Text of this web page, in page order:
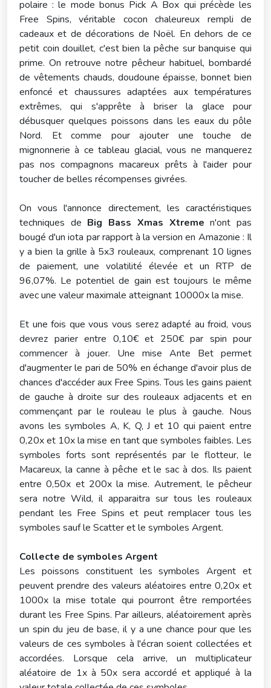
polaire : le mode bonus Pick A Box qui précède les
Free Spins, véritable cocon chaleureux rempli de
cadeaux et de décorations de Noël. En dehors de ce
petit coin douillet, c'est bien la pêche sur banquise qui
prime. On retrouve notre pêcheur habituel, bombardé
de vêtements chauds, doudoune épaisse, bonnet bien
enfoncé et chaussures adaptées aux températures
extrêmes, qui s'apprête à briser la glace pour
débusquer quelques poissons dans les eaux du pôle
Nord. Et comme pour ajouter une touche de
mignonnerie à ce tableau glacial, vous ne manquerez
pas nos compagnons macareux prêts à l'aider pour
toucher de belles récompenses givrées.
On vous l'annonce directement, les caractéristiques
techniques de Big Bass Xmas Xtreme n'ont pas
bougé d'un iota par rapport à la version en Amazonie : Il
y a bien la grille à 5x3 rouleaux, comprenant 10 lignes
de paiement, une volatilité élevée et un RTP de
96,07%. Le potentiel de gain est toujours le même
avec une valeur maximale atteignant 10000x la mise.
Et une fois que vous vous serez adapté au froid, vous
devrez parier entre 0,10€ et 250€ par spin pour
commencer à jouer. Une mise Ante Bet permet
d'augmenter le pari de 50% en échange d'avoir plus de
chances d'accéder aux Free Spins. Tous les gains paient
de gauche à droite sur des rouleaux adjacents et en
commençant par le rouleau le plus à gauche. Nous
avons les symboles A, K, Q, J et 10 qui paient entre
0,20x et 10x la mise en tant que symboles faibles. Les
symboles forts sont représentés par le flotteur, le
Macareux, la canne à pêche et le sac à dos. Ils paient
entre 0,50x et 200x la mise. Autrement, le pêcheur
sera notre Wild, il apparaitra sur tous les rouleaux
pendant les Free Spins et peut remplacer tous les
symboles sauf le Scatter et le symboles Argent.
Collecte de symboles Argent
Les poissons constituent les symboles Argent et
peuvent prendre des valeurs aléatoires entre 0,20x et
1000x la mise totale qui pourront être remportées
durant les Free Spins. Par ailleurs, aléatoirement après
un spin du jeu de base, il y a une chance pour que les
valeurs de ces symboles à l'écran soient collectées et
accordées. Lorsque cela arrive, un multiplicateur
aléatoire de 1x à 50x sera accordé et appliqué à la